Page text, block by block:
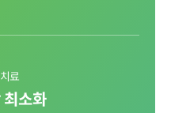
료
최소화